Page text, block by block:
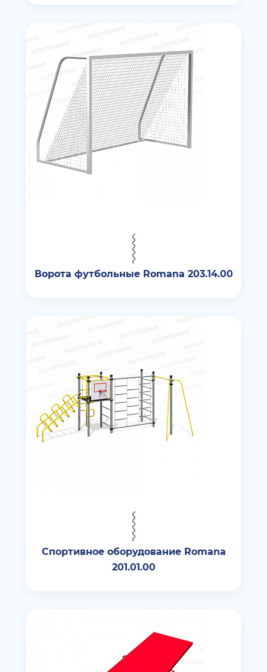
Ворота футбольные Romana 203.14.00
Спортивное оборудование Romana
201.01.00